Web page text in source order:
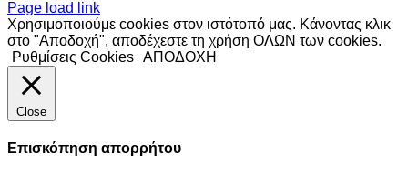
Page load link
Χρησιμοποιούμε cookies στον ιστότοπό μας. Κάνοντας κλικ
στο "Αποδοχή", αποδέχεστε τη χρήση ΟΛΩΝ των cookies.
Ρυθμίσεις Cookies ΑΠΟΔΟΧΗ
Close
Επισκόπηση απορρήτου